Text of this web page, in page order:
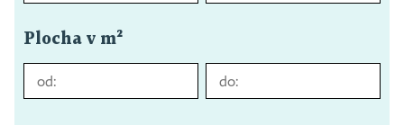
Plocha v m²